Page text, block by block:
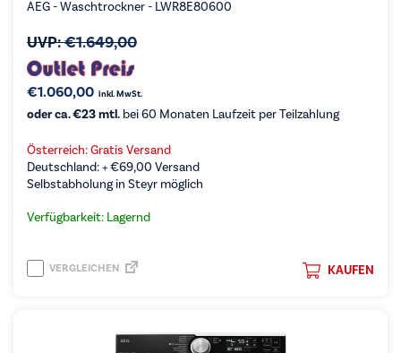
AEG - Waschtrockner - LWR8E80600
UVP:€1.649,00
€1.060,00 inkl. MwSt.
oder ca. €23 mtl. bei 60 Monaten Laufzeit per Teilzahlung
Österreich: Gratis Versand
Deutschland: +€69,00 Versand
Selbstabholung in Steyr möglich
Verfügbarkeit: Lagernd
KAUFEN
VERGLEICHEN